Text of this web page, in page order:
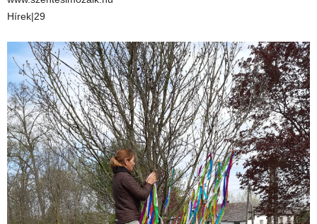
Hírek|29